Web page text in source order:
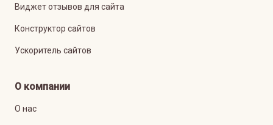
Виджет отзывов для сайта
Конструктор сайтов
Ускоритель сайтов
О компании
О нас